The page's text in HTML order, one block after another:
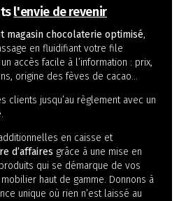
l'envie de revenir
magasin chocolaterie optimisé,
en fluidifiant votre file
accès facile à l’information : prix,
origine des fèves de cacao…
clients jusqu’au règlement avec un
en caisse et
d’affaires grâce à une mise en
qui se démarque de vos
haut de gamme. Donnons à
unique où rien n’est laissé au